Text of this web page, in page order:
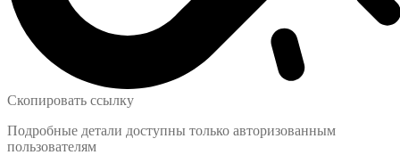
Скопировать ссылку
Подробные детали доступны только авторизованным
пользователям